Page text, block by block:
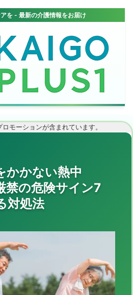
モーションが含まれています。
かかない熱中
禁の危険サイン7
対処法